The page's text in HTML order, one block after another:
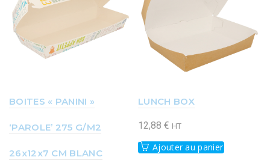
BOITES « PANINI »
‘PAROLE’ 275 G/M2
26x12x7 CM BLANC
LUNCH BOX
12,88 € HT
Ajouter au panier